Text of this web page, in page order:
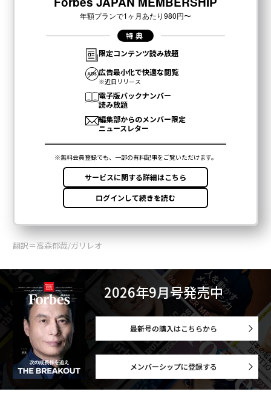
翻訳＝高森郁哉/ガリレオ
2026年9月号発売中
最新号の購入はこちらから
メンバーシップに登録する